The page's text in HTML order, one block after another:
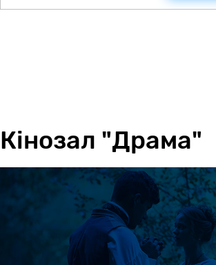
Кінозал "Драма"